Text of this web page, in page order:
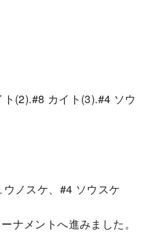
(2).#8 カイト(3).#4 ソウ
ノスケ、#4 ソウスケ
ナメントへ進みました。